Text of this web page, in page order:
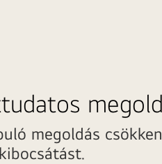
megoldás
kibocsátást.